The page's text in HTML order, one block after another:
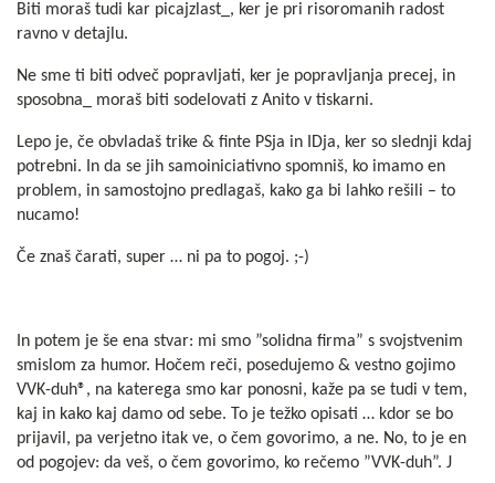
Biti moraš tudi kar picajzlast_, ker je pri risoromanih radost
ravno v detajlu.
Ne sme ti biti odveč popravljati, ker je popravljanja precej, in
sposobna_ moraš biti sodelovati z Anito v tiskarni.
Lepo je, če obvladaš trike & finte PSja in IDja, ker so slednji kdaj
potrebni. In da se jih samoiniciativno spomniš, ko imamo en
problem, in samostojno predlagaš, kako ga bi lahko rešili – to
nucamo!
Če znaš čarati, super … ni pa to pogoj. ;-)
In potem je še ena stvar: mi smo ”solidna firma” s svojstvenim
smislom za humor. Hočem reči, posedujemo & vestno gojimo
VVK-duh®, na katerega smo kar ponosni, kaže pa se tudi v tem,
kaj in kako kaj damo od sebe. To je težko opisati … kdor se bo
prijavil, pa verjetno itak ve, o čem govorimo, a ne. No, to je en
od pogojev: da veš, o čem govorimo, ko rečemo ”VVK-duh”. J